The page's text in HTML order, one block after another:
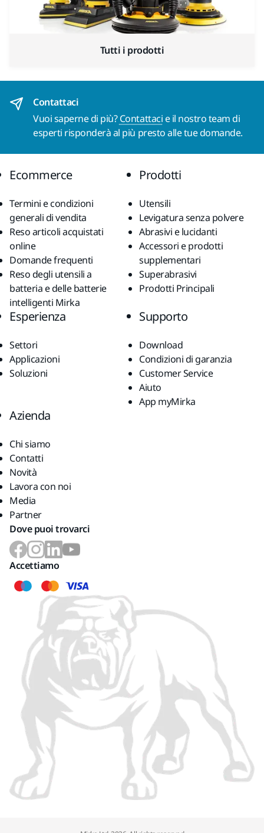
Tutti i prodotti
Contattaci
Vuoi saperne di più?Contattaci e il nostro team di
esperti risponderà al più presto alle tue domande.
Ecommerce
Termini e condizioni
generali di vendita
Reso articoli acquistati
online
Domande frequenti
Reso degli utensili a
batteria e delle batterie
intelligenti Mirka
Prodotti
Utensili
Levigatura senza polvere
Abrasivi e lucidanti
Accessori e prodotti
supplementari
Superabrasivi
Prodotti Principali
Esperienza
Settori
Applicazioni
Soluzioni
Supporto
Download
Condizioni di garanzia
Customer Service
Aiuto
App myMirka
Azienda
Chi siamo
Contatti
Novità
Lavora con noi
Media
Partner
Dove puoi trovarci
Accettiamo